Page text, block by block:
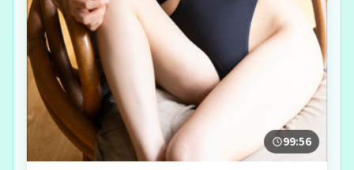
99:56